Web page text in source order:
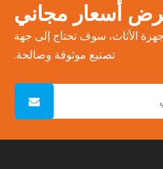
أسعار مجاني
الأثاث، سوف تحتاج إلى جهة
تصنيع موثوقة وصالحة.